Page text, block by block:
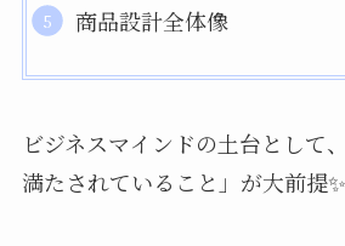
商品設計全体像
ビジネスマインドの土台として
満たされていること」が大前提✨